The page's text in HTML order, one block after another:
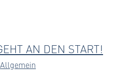
AN DEN START!
Allgemein